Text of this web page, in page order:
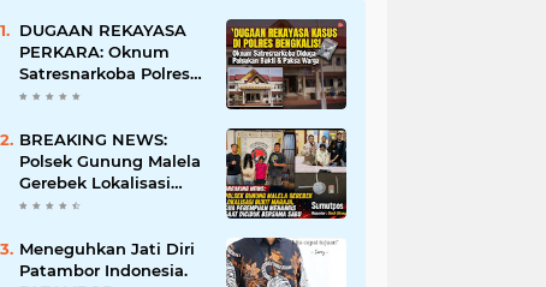
DUGAAN REKAYASA
PERKARA: Oknum
Satresnarkoba Polres
Bengkalis Diduga
Hingga Paksa Warga
Hadir di TKP
BREAKING NEWS:
Polsek Gunung Malela
Gerebek Lokalisasi
Bukit Maraja, Dua
Saat Diciduk Bersama
Sabu
Meneguhkan Jati Diri
Patambor Indonesia.